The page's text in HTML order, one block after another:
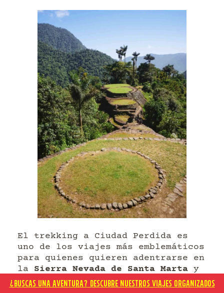
El trekking a Ciudad Perdida es
uno de los viajes más emblemáticos
para quienes quieren adentrarse en
la Sierra Nevada de Santa Marta y
vivir una experiencia de
naturaleza, historia y cultura.
¿BUSCAS UNA AVENTURA? DESCUBRE NUESTROS VIAJES ORGANIZADOS